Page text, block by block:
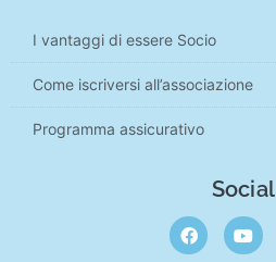
I vantaggi di essere Socio
Come iscriversi all’associazione
Programma assicurativo
Social